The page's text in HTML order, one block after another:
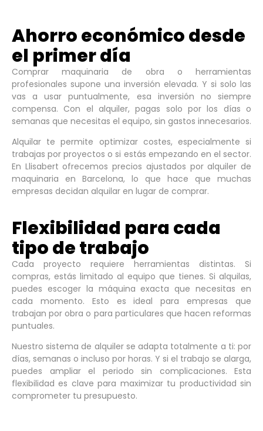
Ahorro económico desde
el primer día
Comprar maquinaria de obra o herramientas
profesionales supone una inversión elevada. Y si solo las
vas a usar puntualmente, esa inversión no siempre
compensa. Con el alquiler, pagas solo por los días o
semanas que necesitas el equipo, sin gastos innecesarios.
Alquilar te permite optimizar costes, especialmente si
trabajas por proyectos o si estás empezando en el sector.
En Llisabert ofrecemos precios ajustados por alquiler de
maquinaria en Barcelona, lo que hace que muchas
empresas decidan alquilar en lugar de comprar.
Flexibilidad para cada
tipo de trabajo
Cada proyecto requiere herramientas distintas. Si
compras, estás limitado al equipo que tienes. Si alquilas,
puedes escoger la máquina exacta que necesitas en
cada momento. Esto es ideal para empresas que
trabajan por obra o para particulares que hacen reformas
puntuales.
Nuestro sistema de alquiler se adapta totalmente a ti: por
días, semanas o incluso por horas. Y si el trabajo se alarga,
puedes ampliar el periodo sin complicaciones. Esta
flexibilidad es clave para maximizar tu productividad sin
comprometer tu presupuesto.